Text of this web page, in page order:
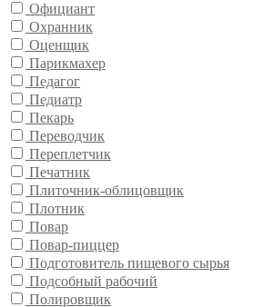
Официант
Охранник
Оценщик
Парикмахер
Педагог
Педиатр
Пекарь
Переводчик
Переплетчик
Печатник
Плиточник-облицовщик
Плотник
Повар
Повар-пиццер
Подготовитель пищевого сырья
Подсобный рабочий
Полировщик